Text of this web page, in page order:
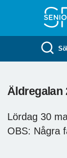
Äldregalan
Lördag 30
OBS: Några